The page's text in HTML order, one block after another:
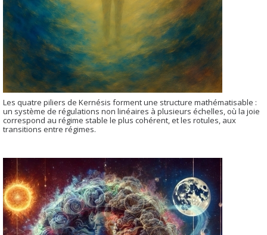
Les quatre piliers de Kernésis forment une structure mathématisable :
un système de régulations non linéaires à plusieurs échelles, où la joie
correspond au régime stable le plus cohérent, et les rotules, aux
transitions entre régimes.